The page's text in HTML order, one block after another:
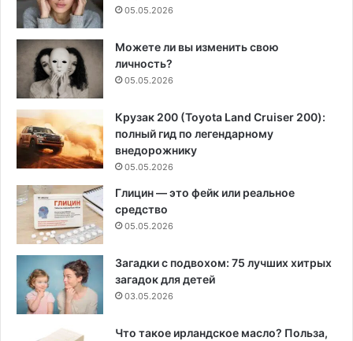
05.05.2026
Можете ли вы изменить свою
личность?
05.05.2026
Крузак 200 (Toyota Land Cruiser 200):
полный гид по легендарному
внедорожнику
05.05.2026
Глицин — это фейк или реальное
средство
05.05.2026
Загадки с подвохом: 75 лучших хитрых
загадок для детей
03.05.2026
Что такое ирландское масло? Польза,